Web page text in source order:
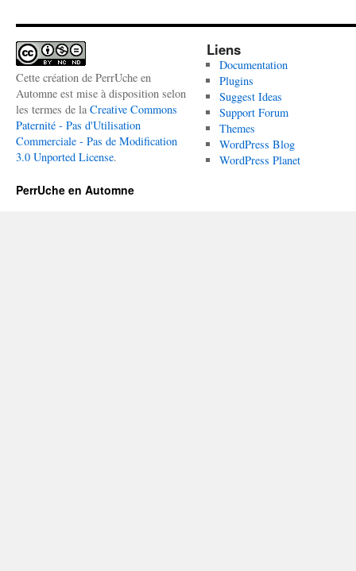
Cette création de PerrUche en
Automne est mise à disposition selon
les termes de la Creative Commons
Paternité - Pas d'Utilisation
Commerciale - Pas de Modification
3.0 Unported License.
Liens
Documentation
Plugins
Suggest Ideas
Support Forum
Themes
WordPress Blog
WordPress Planet
PerrUche en Automne